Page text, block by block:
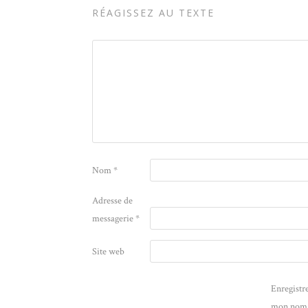
RÉAGISSEZ AU TEXTE
Nom*
Adresse de
messagerie*
Site web